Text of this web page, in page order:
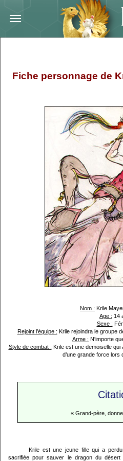
Fiche personnage de
Nom : Krile
Age : 14
Sexe :
Rejoint l’équipe : Krile rejoindra le groupe
Arme : N'importe
Style de combat : Krile est une demoiselle
d’une grande force lors
« Grand-père,
Krile est une jeune fille qui a
sacrifiée pour sauver le dragon du